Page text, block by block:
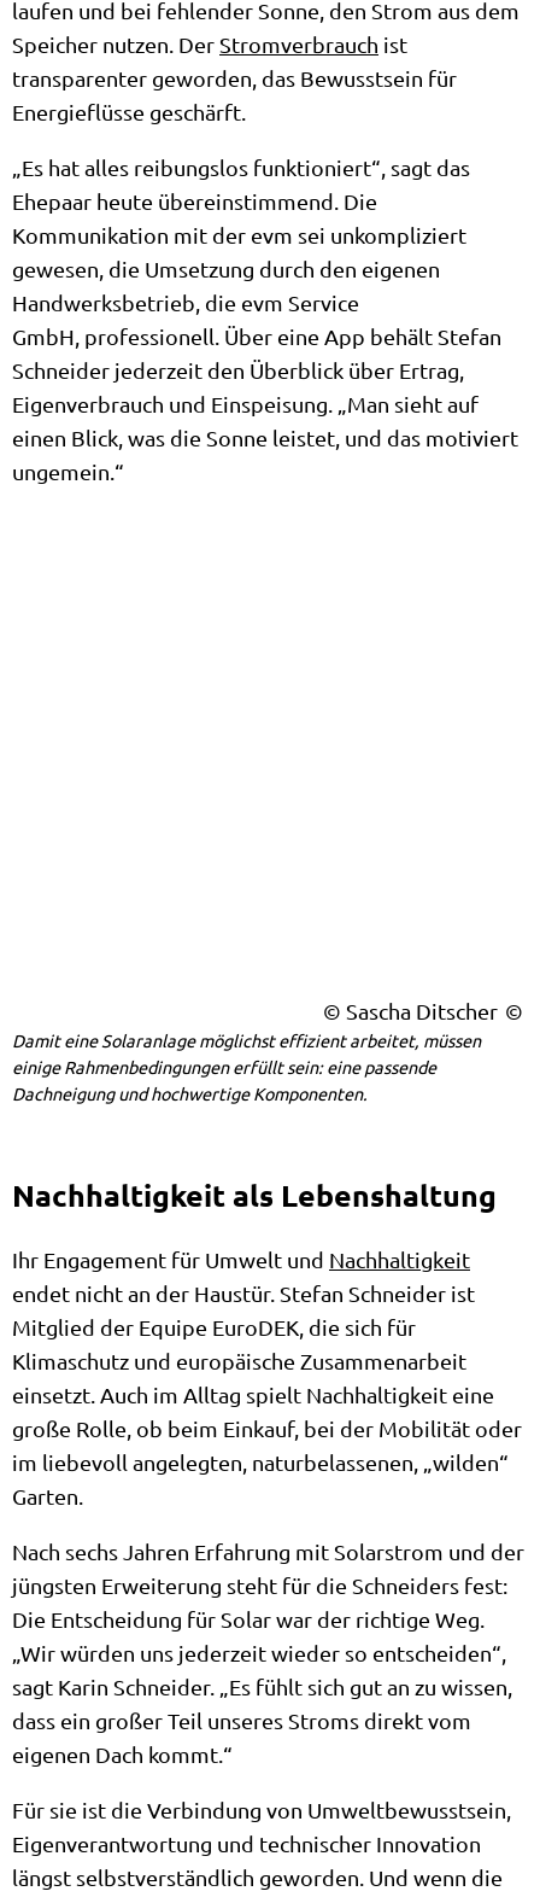
laufen und bei fehlender Sonne, den Strom aus dem
Speicher nutzen. Der Stromverbrauch ist
transparenter geworden, das Bewusstsein für
Energieflüsse geschärft.
„Es hat alles reibungslos funktioniert“, sagt das
Ehepaar heute übereinstimmend. Die
Kommunikation mit der evm sei unkompliziert
gewesen, die Umsetzung durch den eigenen
Handwerksbetrieb, die evm Service
GmbH, professionell. Über eine App behält Stefan
Schneider jederzeit den Überblick über Ertrag,
Eigenverbrauch und Einspeisung. „Man sieht auf
einen Blick, was die Sonne leistet, und das motiviert
ungemein.“
© Sascha Ditscher
Damit eine Solaranlage möglichst effizient arbeitet, müssen
einige Rahmenbedingungen erfüllt sein: eine passende
Dachneigung und hochwertige Komponenten.
Nachhaltigkeit als Lebenshaltung
Ihr Engagement für Umwelt und Nachhaltigkeit
endet nicht an der Haustür. Stefan Schneider ist
Mitglied der Equipe EuroDEK, die sich für
Klimaschutz und europäische Zusammenarbeit
einsetzt. Auch im Alltag spielt Nachhaltigkeit eine
große Rolle, ob beim Einkauf, bei der Mobilität oder
im liebevoll angelegten, naturbelassenen, „wilden“
Garten.
Nach sechs Jahren Erfahrung mit Solarstrom und der
jüngsten Erweiterung steht für die Schneiders fest:
Die Entscheidung für Solar war der richtige Weg.
„Wir würden uns jederzeit wieder so entscheiden“,
sagt Karin Schneider. „Es fühlt sich gut an zu wissen,
dass ein großer Teil unseres Stroms direkt vom
eigenen Dach kommt.“
Für sie ist die Verbindung von Umweltbewusstsein,
Eigenverantwortung und technischer Innovation
längst selbstverständlich geworden. Und wenn die